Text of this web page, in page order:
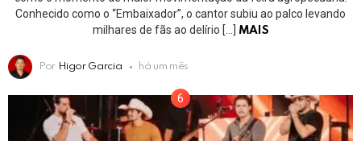
Conhecido como o “Embaixador”, o cantor subiu ao palco levando
milhares de fãs ao delírio […]
MAIS
Por Higor Garcia há um mês